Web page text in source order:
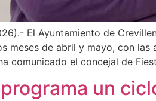
El Ayuntamiento de
meses de abril y mayo, con
comunicado el concejal de
un